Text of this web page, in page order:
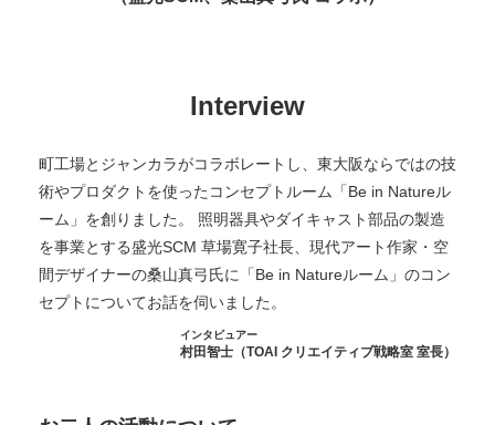
Interview
町工場とジャンカラがコラボレートし、東大阪ならではの技
術やプロダクトを使ったコンセプトルーム「Be in Natureル
ーム」を創りました。 照明器具やダイキャスト部品の製造
を事業とする盛光SCM 草場寛子社長、現代アート作家・空
間デザイナーの桑山真弓氏に「Be in Natureルーム」のコン
セプトについてお話を伺いました。
インタビュアー
村田智士（TOAI クリエイティブ戦略室 室長）